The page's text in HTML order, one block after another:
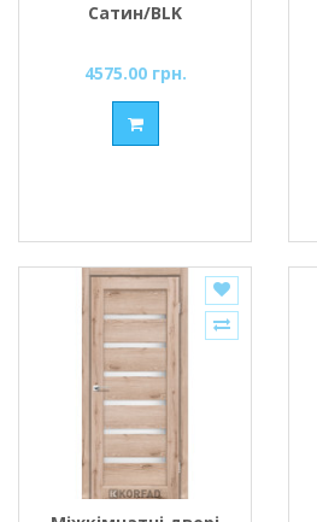
Сатин/BLK
4575.00 грн.